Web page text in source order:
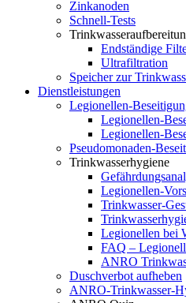
Zinkanoden
Schnell-Tests
Endständige
Ultrafiltration
Speicher zur
Dienstleistungen
Legionellen-
Legionellen-
Legionellen-
Pseudomonaden-
Trinkwasserhygiene
Legionellen-
Trinkwasser-
Legionellen bei
FAQ –
ANRO
Duschverbot aufheben
ANRO-Trinkwasser-